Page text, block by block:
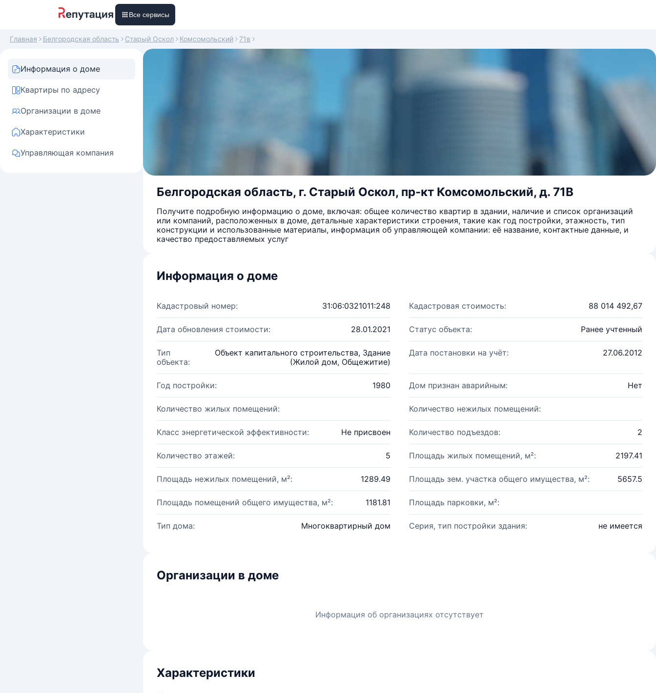
Все сервисы
Главная Белгородская область Старый Оскол Комсомольский 71в
Информация о доме
Квартиры по адресу
Организации в доме
Характеристики
Управляющая компания
Белгородская область, г. Старый Оскол, пр-кт Комсомольский, д. 71В
Получите подробную информацию о доме, включая: общее количество квартир в здании, наличие и список организаций
или компаний, расположенных в доме, детальные характеристики строения, такие как год постройки, этажность, тип
конструкции и использованные материалы, информация об управляющей компании: её название, контактные данные, и
качество предоставляемых услуг
Информация о доме
Кадастровый номер: 31:06:0321011:248 Кадастровая стоимость: 88 014 492,67
Дата обновления стоимости: 28.01.2021 Статус объекта: Ранее учтенный
Тип
объекта:
Объект капитального строительства, Здание
(Жилой дом, Общежитие)
Дата постановки на учёт: 27.06.2012
Год постройки: 1980 Дом признан аварийным: Нет
Количество жилых помещений: Количество нежилых помещений:
Класс энергетической эффективности: Не присвоен Количество подъездов: 2
Количество этажей: 5 Площадь жилых помещений, м²: 2197.41
Площадь нежилых помещений, м²: 1289.49 Площадь зем. участка общего имущества, м²: 5657.5
Площадь помещений общего имущества, м²: 1181.81 Площадь парковки, м²:
Тип дома: Многоквартирный дом Серия, тип постройки здания: не имеется
Организации в доме
Информация об организациях отсутствует
Характеристики